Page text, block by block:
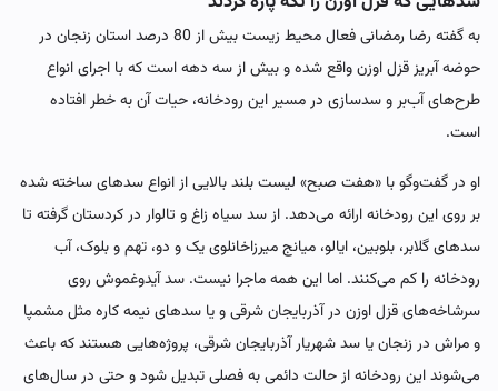
به گفته رضا رمضانی فعال محیط زیست بیش از 80 درصد استان زنجان در
حوضه آبریز قزل اوزن واقع شده و بیش از سه دهه است که با اجرای انواع
طرح‌های آب‌بر و سدسازی در مسیر این رودخانه، حیات آن به خطر افتاده
است.
او در گفت‌وگو با «هفت صبح» لیست بلند بالایی از انواع سدهای ساخته شده
بر روی این رودخانه ارائه می‌دهد. از سد سیاه زاغ و تالوار در کردستان گرفته تا
سدهای گلابر، بلوبین، ایالو، میانج میرزاخانلوی یک و دو، تهم و بلوک، آب
رودخانه را کم می‌کنند. اما این همه ماجرا نیست. سد آیدوغموش روی
سرشاخه‌های قزل اوزن در آذربایجان شرقی و یا سدهای نیمه کاره مثل مشمپا
و مراش در زنجان یا سد شهریار آذربایجان شرقی، پروژه‌هایی هستند که باعث
می‌شوند این رودخانه از حالت دائمی به فصلی تبدیل شود و حتی در سال‌های